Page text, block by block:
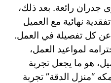
جدران رائعة. بعد ذلك،
نهائية مع العميل
عن كل تفصيلة في العمل.
لمواعيد العمل،
هو ما يجعل تجربة
“منزل الدقة” تجربة